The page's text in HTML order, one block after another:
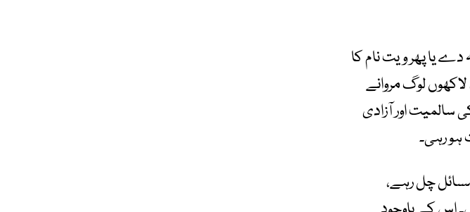
دے یا پھر ویت نام کا
لوگ مروانے
سالمیت اور آزادی
ہو رہی۔
چل رہے،